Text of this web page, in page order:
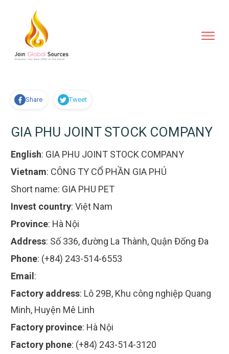
Share Tweet
GIA PHU JOINT STOCK COMPANY
English: GIA PHU JOINT STOCK COMPANY
Vietnam: CÔNG TY CỔ PHẦN GIA PHÚ
Short name: GIA PHU PET
Invest country: Việt Nam
Province: Hà Nội
Address: Số 336, đường La Thành, Quận Đống Đa
Phone: (+84) 243-514-6553
Email :
Factory address: Lô 29B, Khu công nghiệp Quang
Minh, Huyện Mê Linh
Factory province: Hà Nội
Factory phone: (+84) 243-514-3120